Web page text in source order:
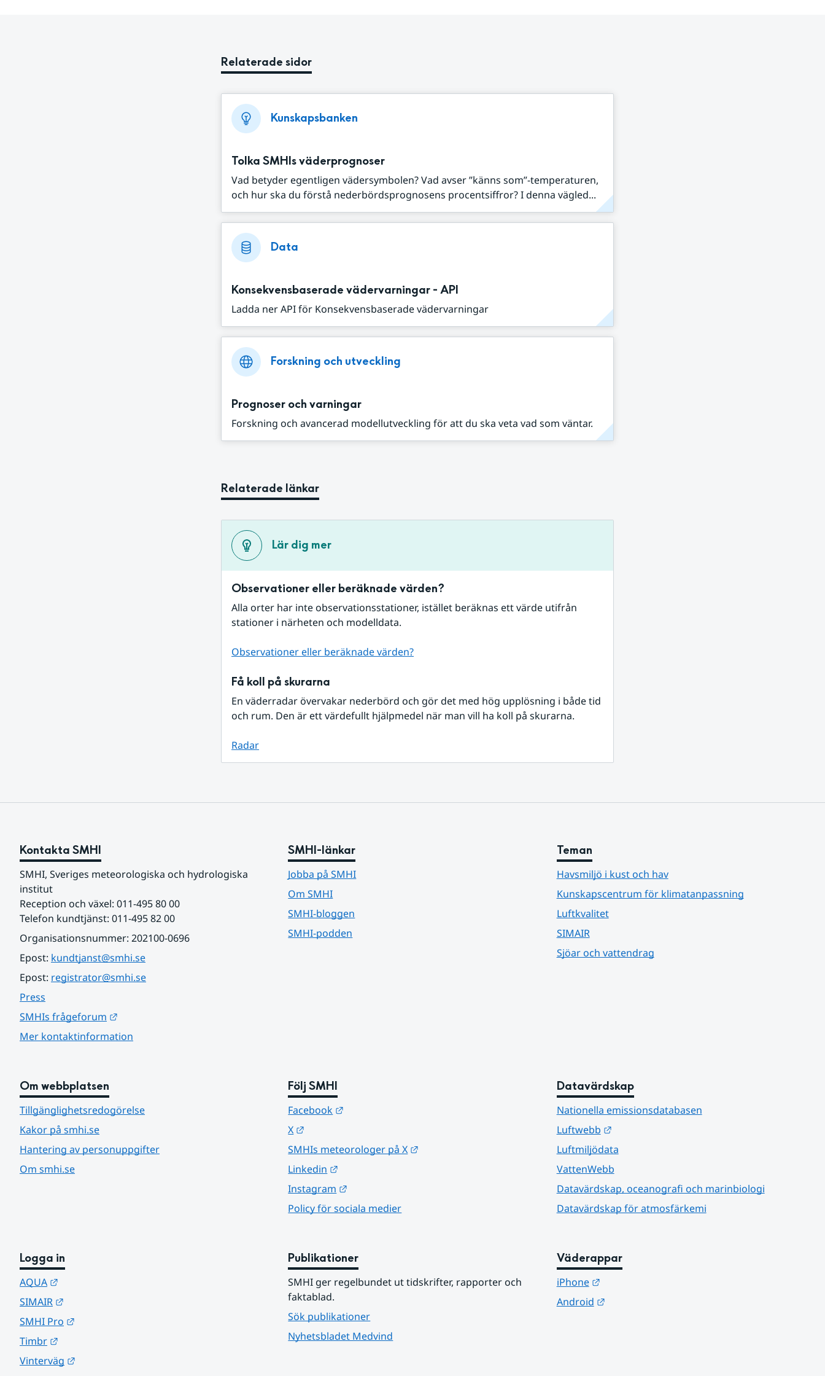
Relaterade sidor
Kunskapsbanken
Tolka SMHIs väderprognoser
Vad betyder egentligen vädersymbolen? Vad avser ”känns som”-temperaturen,
och hur ska du förstå nederbördsprognosens procentsiffror? I denna vägled...
Data
Konsekvensbaserade vädervarningar - API
Ladda ner API för Konsekvensbaserade vädervarningar
Forskning och utveckling
Prognoser och varningar
Forskning och avancerad modellutveckling för att du ska veta vad som väntar.
Relaterade länkar
Lär dig mer
Observationer eller beräknade värden?
Alla orter har inte observationsstationer, istället beräknas ett värde utifrån
stationer i närheten och modelldata.
Observationer eller beräknade värden?
Få koll på skurarna
En väderradar övervakar nederbörd och gör det med hög upplösning i både tid
och rum. Den är ett värdefullt hjälpmedel när man vill ha koll på skurarna.
Radar
Kontakta SMHI
SMHI, Sveriges meteorologiska och hydrologiska
institut
Reception och växel: 011-495 80 00
Telefon kundtjänst: 011-495 82 00
Organisationsnummer: 202100-0696
Epost: kundtjanst@smhi.se
Epost: registrator@smhi.se
Press
SMHIs frågeforum
Mer kontaktinformation
SMHI-länkar
Jobba på SMHI
Om SMHI
SMHI-bloggen
SMHI-podden
Teman
Havsmiljö i kust och hav
Kunskapscentrum för klimatanpassning
Luftkvalitet
SIMAIR
Sjöar och vattendrag
Om webbplatsen
Tillgänglighetsredogörelse
Kakor på smhi.se
Hantering av personuppgifter
Om smhi.se
Följ SMHI
Facebook
X
SMHIs meteorologer på X
Linkedin
Instagram
Policy för sociala medier
Datavärdskap
Nationella emissionsdatabasen
Luftwebb
Länk till annan webbplats.
Luftmiljödata
VattenWebb
Datavärdskap, oceanografi och marinbiologi
Datavärdskap för atmosfärkemi
Logga in
AQUA
SIMAIR
SMHI Pro
Timbr
Vinterväg
Publikationer
SMHI ger regelbundet ut tidskrifter, rapporter och
faktablad.
Sök publikationer
Nyhetsbladet Medvind
Väderappar
iPhone
Länk till annan webbplats.
Android
Länk till annan webbplats.